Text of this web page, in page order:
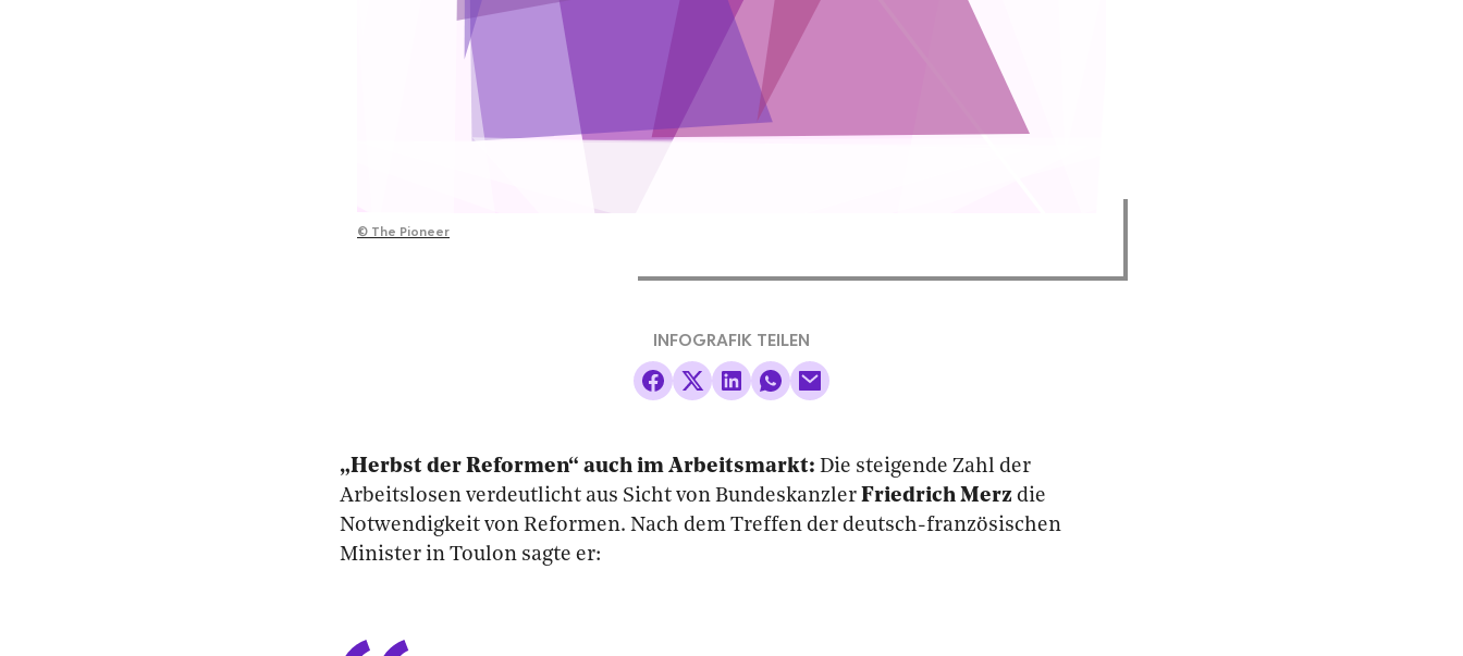
© The Pioneer
INFOGRAFIK TEILEN
„Herbst der Reformen“ auch im Arbeitsmarkt: Die steigende Zahl der
Arbeitslosen verdeutlicht aus Sicht von Bundeskanzler Friedrich Merz die
Notwendigkeit von Reformen. Nach dem Treffen der deutsch-französischen
Minister in Toulon sagte er: